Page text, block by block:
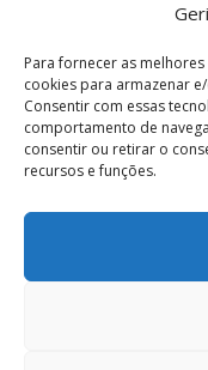
Para fornecer as
cookies para armazenar
Consentir com essas
comportamento de
consentir ou retirar o
recursos e funções.